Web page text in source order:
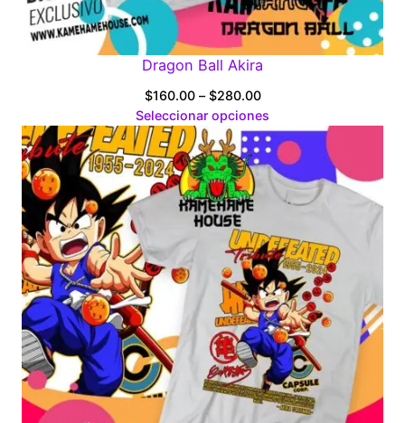
Dragon Ball Akira
$160.00 – $280.00Price
range:
$160.00
through
$280.00
Seleccionar opciones